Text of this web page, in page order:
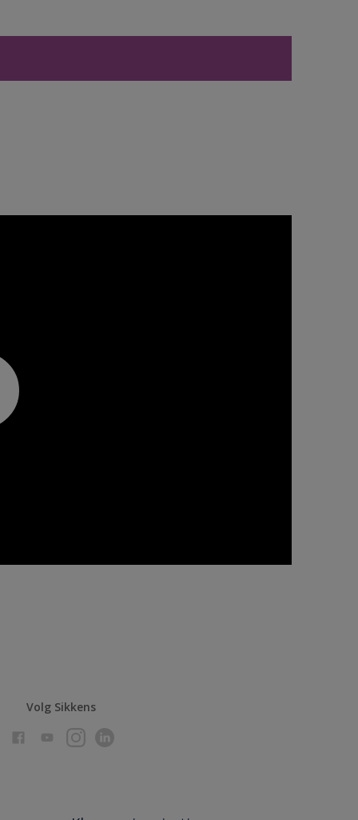
Volg Sikkens